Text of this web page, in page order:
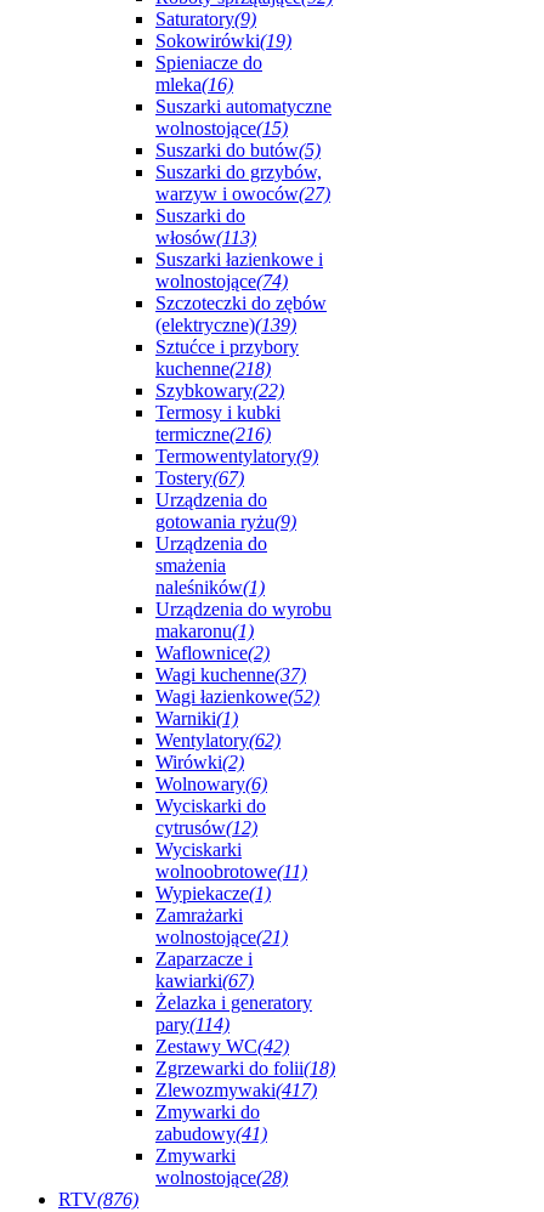
Saturatory(9)
Sokowirówki(19)
Spieniacze do
mleka(16)
Suszarki automatyczne
wolnostojące(15)
Suszarki do butów(5)
Suszarki do grzybów,
warzyw i owoców(27)
Suszarki do
włosów(113)
Suszarki łazienkowe i
wolnostojące(74)
Szczoteczki do zębów
(elektryczne)(139)
Sztućce i przybory
kuchenne(218)
Szybkowary(22)
Termosy i kubki
termiczne(216)
Termowentylatory(9)
Tostery(67)
Urządzenia do
gotowania ryżu(9)
Urządzenia do
smażenia
naleśników(1)
Urządzenia do wyrobu
makaronu(1)
Waflownice(2)
Wagi kuchenne(37)
Wagi łazienkowe(52)
Warniki(1)
Wentylatory(62)
Wirówki(2)
Wolnowary(6)
Wyciskarki do
cytrusów(12)
Wyciskarki
wolnoobrotowe(11)
Wypiekacze(1)
Zamrażarki
wolnostojące(21)
Zaparzacze i
kawiarki(67)
Żelazka i generatory
pary(114)
Zestawy WC(42)
Zgrzewarki do folii(18)
Zlewozmywaki(417)
Zmywarki do
zabudowy(41)
Zmywarki
wolnostojące(28)
RTV(876)